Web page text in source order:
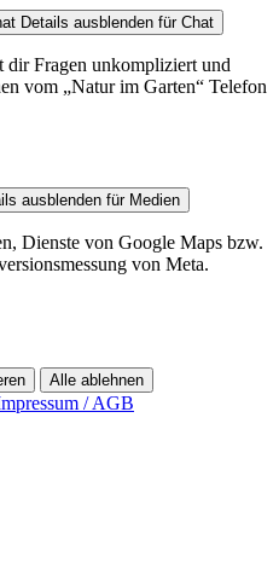
Details ausblenden für Chat
Fragen unkompliziert und
vom „Natur im Garten“ Telefon
ausblenden für Medien
Dienste von Google Maps bzw.
von Meta.
Alle ablehnen
/ AGB